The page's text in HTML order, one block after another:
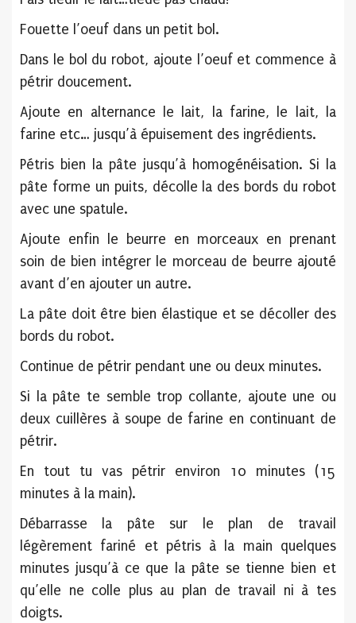
Fouette l’oeuf dans un petit bol.
Dans le bol du robot, ajoute l’oeuf et commence à
pétrir doucement.
Ajoute en alternance le lait, la farine, le lait, la
farine etc… jusqu’à épuisement des ingrédients.
Pétris bien la pâte jusqu’à homogénéisation. Si la
pâte forme un puits, décolle la des bords du robot
avec une spatule.
Ajoute enfin le beurre en morceaux en prenant
soin de bien intégrer le morceau de beurre ajouté
avant d’en ajouter un autre.
La pâte doit être bien élastique et se décoller des
bords du robot.
Continue de pétrir pendant une ou deux minutes.
Si la pâte te semble trop collante, ajoute une ou
deux cuillères à soupe de farine en continuant de
pétrir.
En tout tu vas pétrir environ 10 minutes (15
minutes à la main).
Débarrasse la pâte sur le plan de travail
légèrement fariné et pétris à la main quelques
minutes jusqu’à ce que la pâte se tienne bien et
qu’elle ne colle plus au plan de travail ni à tes
doigts.